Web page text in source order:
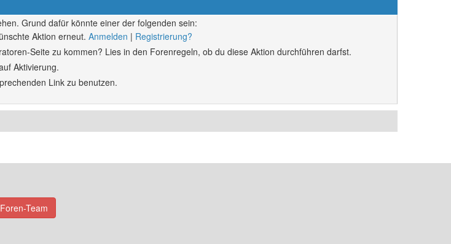
Grund dafür könnte einer der folgenden sein:
Aktion erneut. Anmelden | Registrierung?
Seite zu kommen? Lies in den Forenregeln, ob du diese Aktion durchführen darfst.
Aktivierung.
Link zu benutzen.
Foren-Team